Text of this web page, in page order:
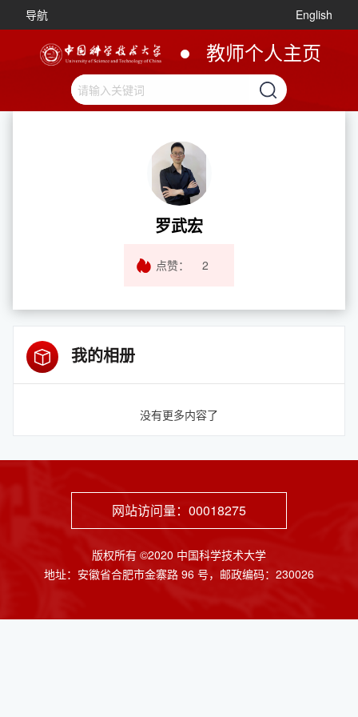
导航 English
教师个人主页
罗武宏
点赞： 2
我的相册
没有更多内容了
网站访问量： 00018275
版权所有 ©2020 中国科学技术大学
地址：安徽省合肥市金寨路 96 号，邮政编码：230026